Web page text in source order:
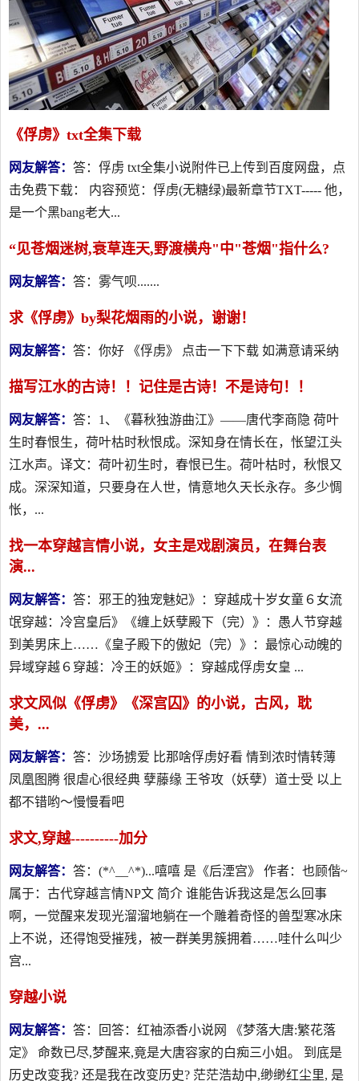
《俘虏》txt全集下载
网友解答： 答：俘虏 txt全集小说附件已上传到百度网盘，点
击免费下载： 内容预览：俘虏(无糖绿)最新章节TXT----- 他，
是一个黑bang老大...
“见苍烟迷树,衰草连天,野渡横舟"中"苍烟"指什么?
网友解答： 答：雾气呗.......
求《俘虏》by梨花烟雨的小说，谢谢！
网友解答： 答：你好 《俘虏》 点击一下下载 如满意请采纳
描写江水的古诗！！记住是古诗！不是诗句！！
网友解答： 答：1、《暮秋独游曲江》——唐代李商隐 荷叶
生时春恨生，荷叶枯时秋恨成。深知身在情长在，怅望江头
江水声。译文：荷叶初生时，春恨已生。荷叶枯时，秋恨又
成。深深知道，只要身在人世，情意地久天长永存。多少惆
怅，...
找一本穿越言情小说，女主是戏剧演员，在舞台表
演...
网友解答： 答：邪王的独宠魅妃》：穿越成十岁女童６女流
氓穿越：冷宫皇后》《缠上妖孽殿下（完）》：愚人节穿越
到美男床上……《皇子殿下的傲妃（完）》：最惊心动魄的
异域穿越６穿越：冷王的妖姬》：穿越成俘虏女皇 ...
求文风似《俘虏》《深宫囚》的小说，古风，耽
美，...
网友解答： 答：沙场掳爱 比那啥俘虏好看 情到浓时情转薄
凤凰图腾 很虐心很经典 孽藤缘 王爷攻（妖孽）道士受 以上
都不错哟～慢慢看吧
求文,穿越----------加分
网友解答： 答：(*^__^*)...嘻嘻 是《后湮宫》 作者：也顾偕~
属于：古代穿越言情NP文 简介 谁能告诉我这是怎么回事
啊，一觉醒来发现光溜溜地躺在一个雕着奇怪的兽型寒冰床
上不说，还得饱受摧残，被一群美男簇拥着……哇什么叫少
宫...
穿越小说
网友解答： 答：回答：红袖添香小说网 《梦落大唐:繁花落
定》 命数已尽,梦醒来,竟是大唐容家的白痴三小姐。 到底是
历史改变我? 还是我在改变历史? 茫茫浩劫中,缈缈红尘里, 是